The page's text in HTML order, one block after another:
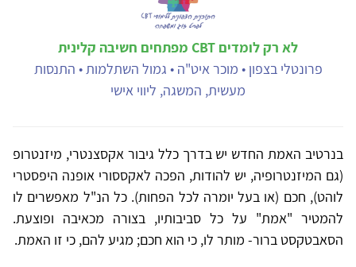
לא רק לומדים CBT מפתחים חשיבה קלינית
פרונטלי בצפון • מוכר איט"ה • גמול השתלמות • התנסות
מעשית, המשגה, ליווי אישי
בנרטיב האמת החדש יש בדרך כלל גיבור אקסצנטרי, מיזנטרופ
(גם המיזנטרופיה, יש להודות, הפכה לאקססורי אופנה היפסטרי
לוהט), חכם (או בעל יומרה לכל הפחות). כל הנ"ל מאפשרים לו
להמטיר "אמת" על כל סביבותיו, בצורה מכאיבה ופוצעת.
הסאבטקסט ברור- מותר לו, כי הוא חכם; מגיע להם, כי זו האמת.